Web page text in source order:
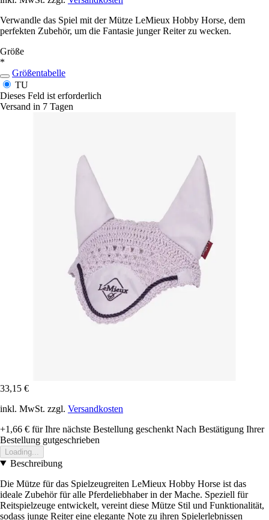
Verwandle das Spiel mit der Mütze LeMieux Hobby Horse, dem
perfekten Zubehör, um die Fantasie junger Reiter zu wecken.
Größe
*
Größentabelle
TU
Dieses Feld ist erforderlich
Versand in 7 Tagen
33,15 €
inkl. MwSt. zzgl. Versandkosten
+1,66 € für Ihre nächste Bestellung geschenkt Nach Bestätigung Ihrer
Bestellung gutgeschrieben
Loading...
Beschreibung
Die Mütze für das Spielzeugreiten LeMieux Hobby Horse ist das
ideale Zubehör für alle Pferdeliebhaber in der Mache. Speziell für
Reitspielzeuge entwickelt, vereint diese Mütze Stil und Funktionalität,
sodass junge Reiter eine elegante Note zu ihren Spielerlebnissen